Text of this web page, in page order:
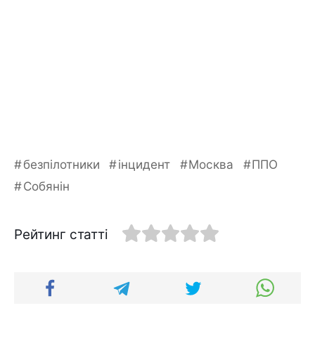
безпілотники інцидент Москва
ППО
Собянін
Рейтинг статті